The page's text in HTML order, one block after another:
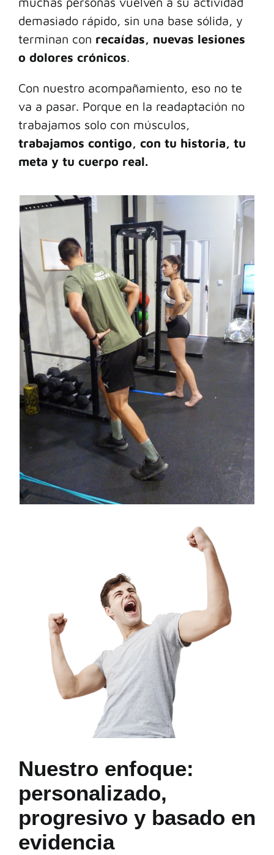
demasiado rápido, sin una base sólida, y
terminan con recaídas, nuevas lesiones
o dolores crónicos.
Con nuestro acompañamiento, eso no te
va a pasar. Porque en la readaptación no
trabajamos solo con músculos,
trabajamos contigo, con tu historia, tu
meta y tu cuerpo real.
Nuestro enfoque:
personalizado,
progresivo y basado en
evidencia